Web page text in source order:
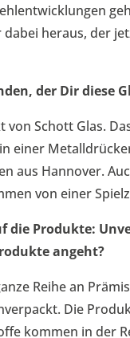
heraus, der
der Dir diese
von Schott Glas.
einer
aus Hannover.
von einer
die Produkte:
angeht?
Reihe an
Die
kommen in der